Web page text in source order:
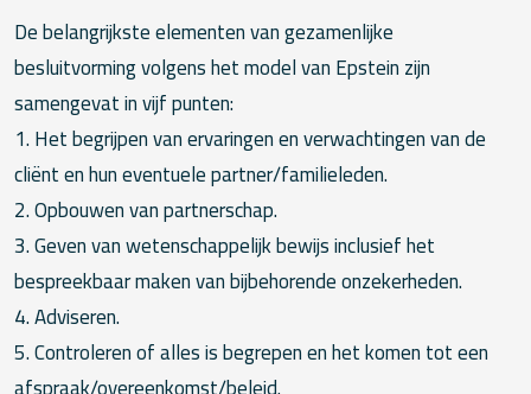
De belangrijkste elementen van gezamenlijke
besluitvorming volgens het model van Epstein zijn
samengevat in vijf punten:
1. Het begrijpen van ervaringen en verwachtingen van de
cliënt en hun eventuele partner/familieleden.
2. Opbouwen van partnerschap.
3. Geven van wetenschappelijk bewijs inclusief het
bespreekbaar maken van bijbehorende onzekerheden.
4. Adviseren.
5. Controleren of alles is begrepen en het komen tot een